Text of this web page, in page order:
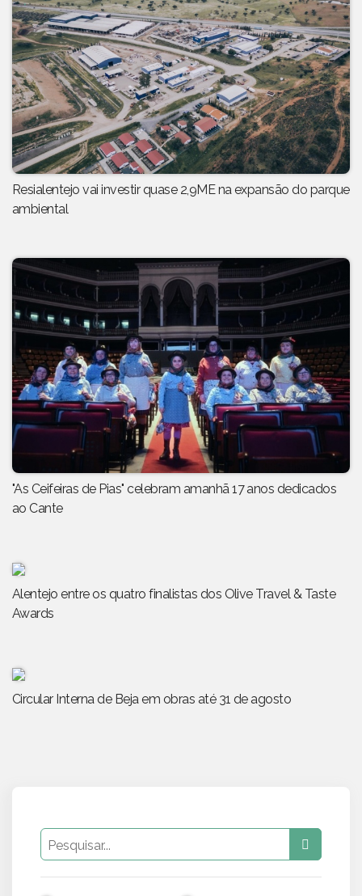
Resialentejo vai investir quase 2,9ME na expansão do parque
ambiental
"As Ceifeiras de Pias" celebram amanhã 17 anos dedicados
ao Cante
Alentejo entre os quatro finalistas dos Olive Travel & Taste
Awards
Circular Interna de Beja em obras até 31 de agosto